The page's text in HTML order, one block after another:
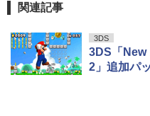
関連記事
3DS
3DS「New
2」追加パ